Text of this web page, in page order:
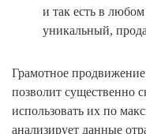
и так есть в любом
уникальный,
Грамотное
позволит существенно
использовать их по
анализирует данные